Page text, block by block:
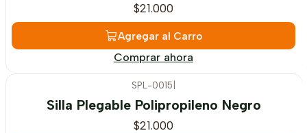
$21.000
Agregar al Carro
Comprar ahora
SPL-0015
Silla Plegable Polipropileno Negro
$21.000